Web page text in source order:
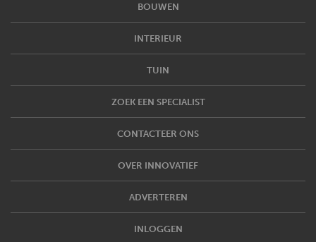
BOUWEN
INTERIEUR
TUIN
ZOEK EEN SPECIALIST
CONTACTEER ONS
OVER INNOVATIEF
ADVERTEREN
INLOGGEN